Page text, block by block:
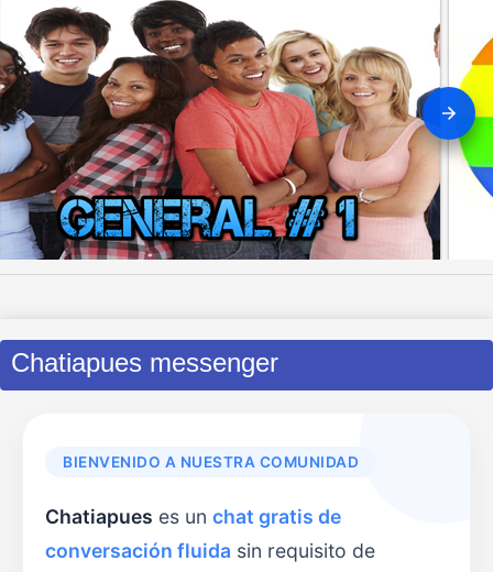
SALA GENERAL
Ingresar
Chatiapues messenger
BIENVENIDO A NUESTRA COMUNIDAD
Chatiapues es un chat gratis de
conversación fluida sin requisito de